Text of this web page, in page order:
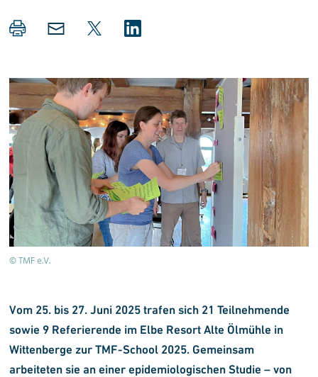
© TMF e.V.
Vom 25. bis 27. Juni 2025 trafen sich 21 Teilnehmende
sowie 9 Referierende im Elbe Resort Alte Ölmühle in
Wittenberge zur TMF-School 2025. Gemeinsam
arbeiteten sie an einer epidemiologischen Studie – von